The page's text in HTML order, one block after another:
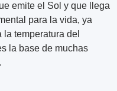
emite el Sol y que llega
para la vida, ya
temperatura del
la base de muchas